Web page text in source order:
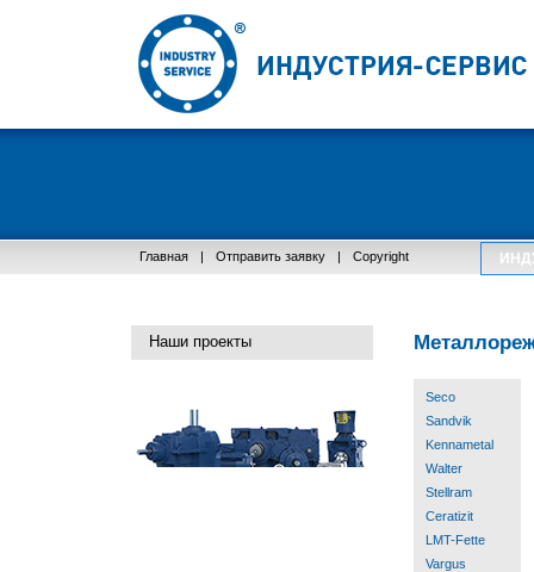
Главная | Отправить заявку | Copyright
Наши проекты
Seco
Sandvik
Kennametal
Walter
Stellram
Ceratizit
LMT-Fette
Vargus